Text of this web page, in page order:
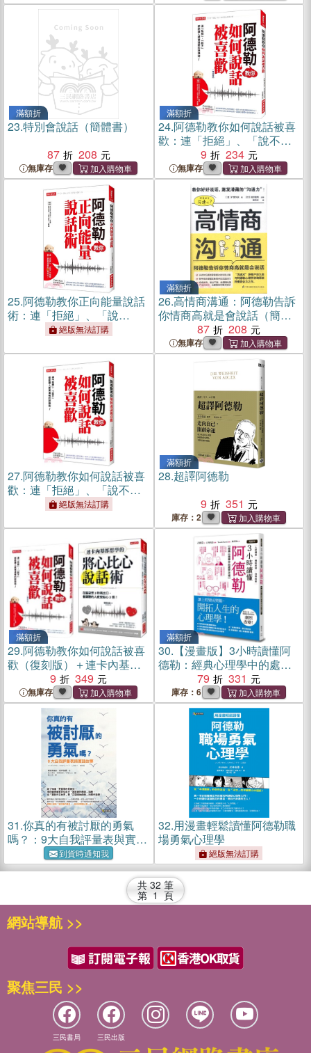
滿額折
23.特別會說話（簡體書）
87
208
無庫存
滿額折
24.阿德勒教你如何說話被喜
歡：連「拒絕」、「說不」
都能讓人感覺溫暖的說話
術！（復刻版）
9 234
無庫存
25.阿德勒教你正向能量說話
術：連「拒絕」、「說
不」，都能讓人感覺溫暖的
絕版無法訂購
滿額折
26.高情商溝通：阿德勒告訴
你情商高就是會說話（簡體
87 208
無庫存
27.阿德勒教你如何說話被喜
歡：連「拒絕」、「說不」
都能讓人感覺溫暖的技術
絕版無法訂購
滿額折
28.超譯阿德勒
9
351
庫存：2
滿額折
29.阿德勒教你如何說話被喜
歡（復刻版）＋連卡內基都
想學的將心比心說話術
9 349
無庫存
滿額折
30. 【漫畫版】3小時讀懂阿
德勒：經典心理學中的處世
79 331
庫存：6
31.你真的有被討厭的勇氣
嗎？：9大自我評量表與實踐
到貨時通知我
32.用漫畫輕鬆讀懂阿德勒職
場勇氣心理學
絕版無法訂購
共 32 筆
第 1 頁
網站導航 >>
聚焦三民 >>
三民書局 三民出版